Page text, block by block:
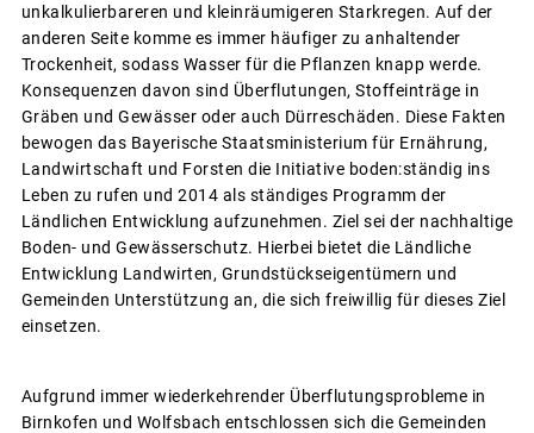
unkalkulierbareren und kleinräumigeren Starkregen. Auf der
anderen Seite komme es immer häufiger zu anhaltender
Trockenheit, sodass Wasser für die Pflanzen knapp werde.
Konsequenzen davon sind Überflutungen, Stoffeinträge in
Gräben und Gewässer oder auch Dürreschäden. Diese Fakten
bewogen das Bayerische Staatsministerium für Ernährung,
Landwirtschaft und Forsten die Initiative boden:ständig ins
Leben zu rufen und 2014 als ständiges Programm der
Ländlichen Entwicklung aufzunehmen. Ziel sei der nachhaltige
Boden- und Gewässerschutz. Hierbei bietet die Ländliche
Entwicklung Landwirten, Grundstückseigentümern und
Gemeinden Unterstützung an, die sich freiwillig für dieses Ziel
einsetzen.
Aufgrund immer wiederkehrender Überflutungsprobleme in
Birnkofen und Wolfsbach entschlossen sich die Gemeinden